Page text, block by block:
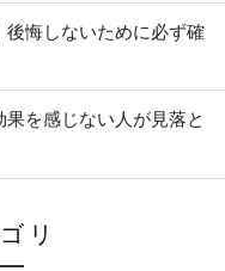
悔しないために必ず確
を感じない人が見落と
リ